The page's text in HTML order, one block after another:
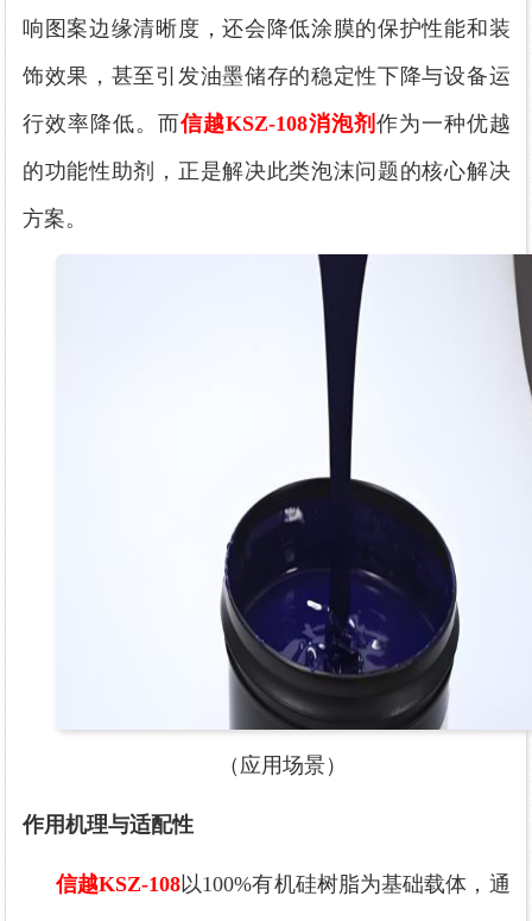
响图案边缘清晰度，还会降低涂膜的保护性能和装
饰效果，甚至引发油墨储存的稳定性下降与设备运
行效率降低。 而信越KSZ-108消泡剂 作为一种优越
的功能性助剂，正是解决此类泡沫问题的核心解决
方案。
（应用场景）
作用机理与适配性
信越KSZ-108以100%有机硅树脂为基础载体，通